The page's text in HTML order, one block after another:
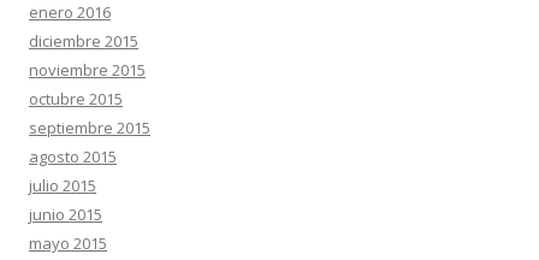
enero 2016
diciembre 2015
noviembre 2015
octubre 2015
septiembre 2015
agosto 2015
julio 2015
junio 2015
mayo 2015